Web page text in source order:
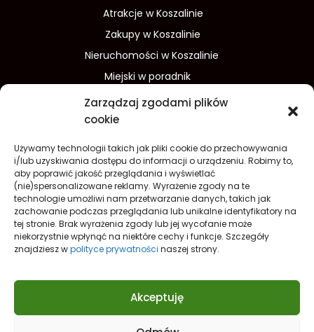
Zarządzaj zgodami plików
cookie
Używamy technologii takich jak pliki cookie do przechowywania
i/lub uzyskiwania dostępu do informacji o urządzeniu. Robimy to,
aby poprawić jakość przeglądania i wyświetlać
(nie)spersonalizowane reklamy. Wyrażenie zgody na te
technologie umożliwi nam przetwarzanie danych, takich jak
zachowanie podczas przeglądania lub unikalne identyfikatory na
tej stronie. Brak wyrażenia zgody lub jej wycofanie może
niekorzystnie wpłynąć na niektóre cechy i funkcje. Szczegóły
znajdziesz wpolityce prywatności naszej strony.
Akceptuję
Atrakcje w Koszalinie
Zakupy w Koszalinie
Nieruchomości w Koszalinie
Miejski w poradnik
Wydarzenia w Koszalinie
Sport w Koszalinie
Finanse i inwestycje
Dom i ogród
Turystyka
Lifestyle
O nas
Redakcja
Reklama
Kontakt
Prywatność
Polityka prywatności Cookies (EU)